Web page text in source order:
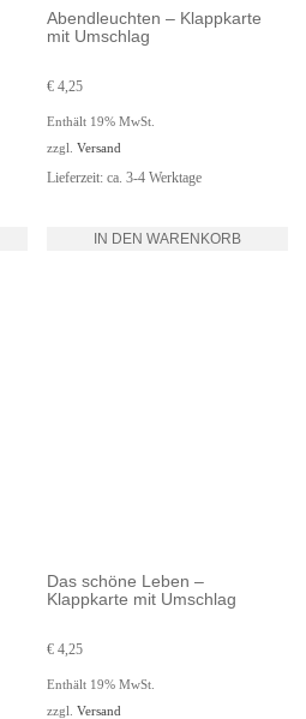
Abendleuchten – Klappkarte
mit Umschlag
€ 4,25
Enthält 19% MwSt.
zzgl.Versand
Lieferzeit: ca. 3-4 Werktage
IN DEN WARENKORB
Das schöne Leben –
Klappkarte mit Umschlag
€ 4,25
Enthält 19% MwSt.
zzgl.Versand